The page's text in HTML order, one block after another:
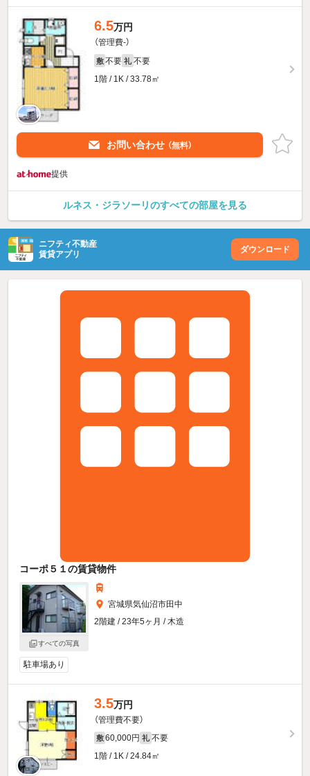
6.5万円
（管理費-）
敷 不要 礼 不要
1階 / 1K / 33.78㎡
お問い合わせ （無料）
提供
ルネス・ジラソーリのすべての部屋を見る
ニフティ不動産
賃貸アプリ
ダウンロード
コーポ５１の賃貸物件
すべての写真
宮城県気仙沼市田中
2階建 / 23年5ヶ月 / 木造
駐車場あり
3.5万円
（管理費不要）
敷 60,000円 礼 不要
1階 / 1K / 24.84㎡